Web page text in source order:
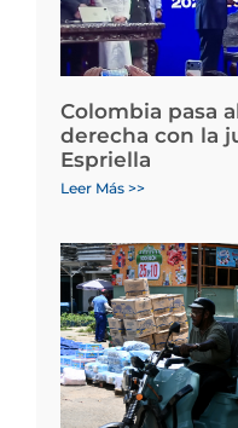
Colombia pasa
derecha con la
Espriella
Leer Más >>